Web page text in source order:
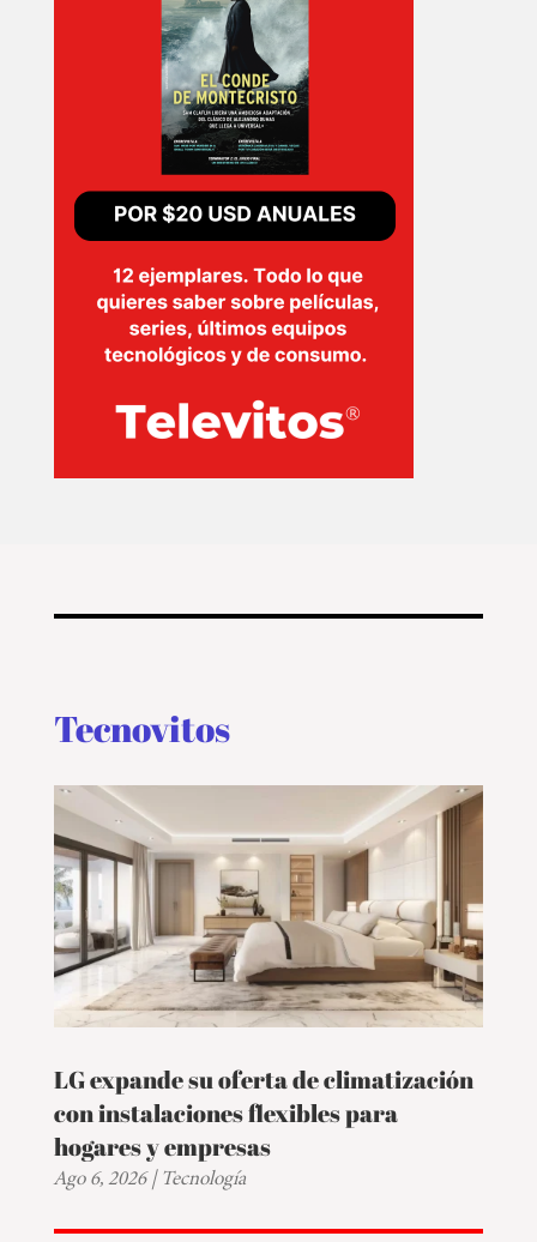
Tecnovitos
LG expande su oferta de climatización
con instalaciones flexibles para
hogares y empresas
Ago 6, 2026|Tecnología